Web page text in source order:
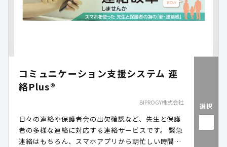
コミュニケーション支援システム 連
絡Plus®
BIPROGY株式会社
日々の連絡や保護者会の出欠確認など、先生と保護
者の多様な連絡に対応する連絡サービスです。 緊急
連絡はもちろん、スマホアプリから朝忙しい時間の
選択